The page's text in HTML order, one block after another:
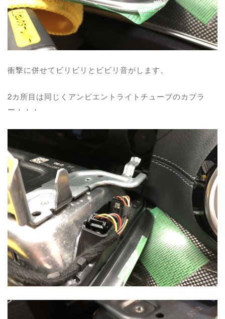
衝撃に併せてビリビリとビビリ音がします。
2カ所目は同じくアンビエントライトチューブのカプラ
ー・・・